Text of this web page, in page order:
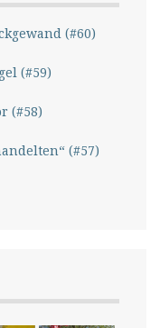
(#60)
(#59)
(#58)
(#57)